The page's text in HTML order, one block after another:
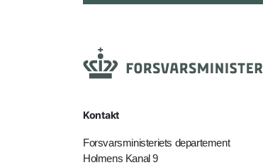
Kontakt
Forsvarsministeriets departement
Holmens Kanal 9